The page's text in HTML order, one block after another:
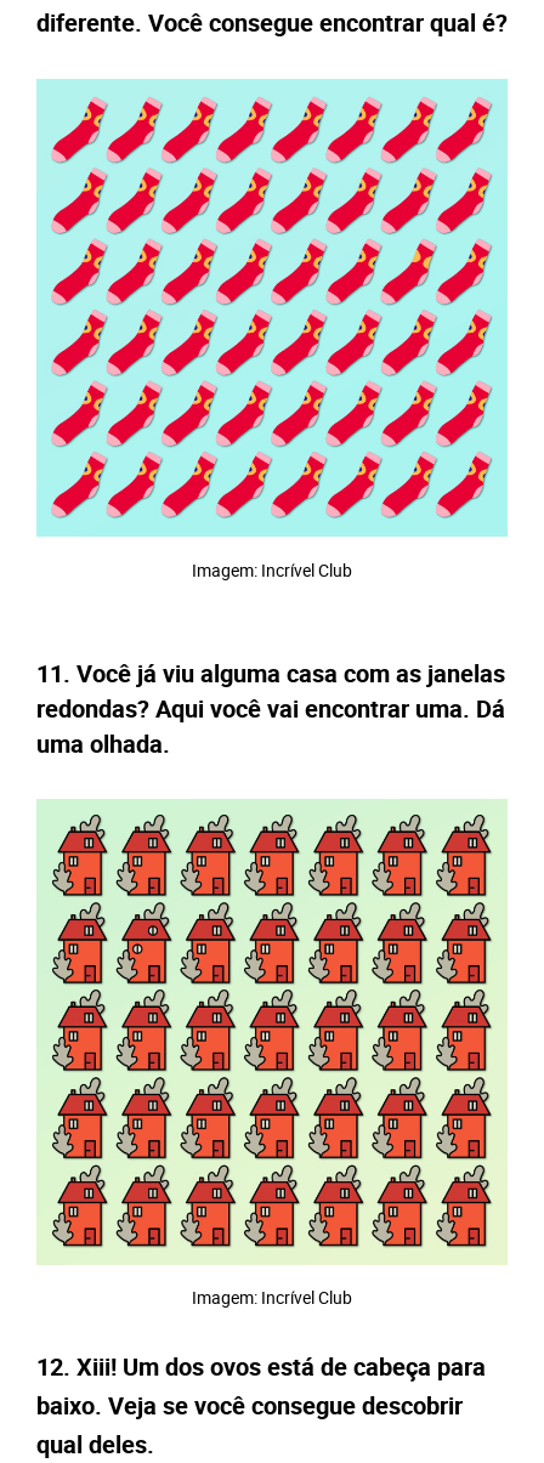
diferente. Você consegue encontrar qual é?
Imagem: Incrível Club
11. Você já viu alguma casa com as janelas
redondas? Aqui você vai encontrar uma. Dá
uma olhada.
Imagem: Incrível Club
12. Xiii! Um dos ovos está de cabeça para
baixo. Veja se você consegue descobrir
qual deles.